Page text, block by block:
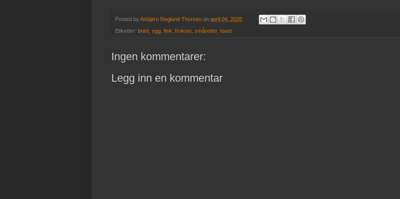
Posted byAsbjørn Reglund Thorsen on april 04, 2020
Etiketter: brød egg fisk frokost småretter, toast
Ingen kommentarer:
Legg inn en kommentar